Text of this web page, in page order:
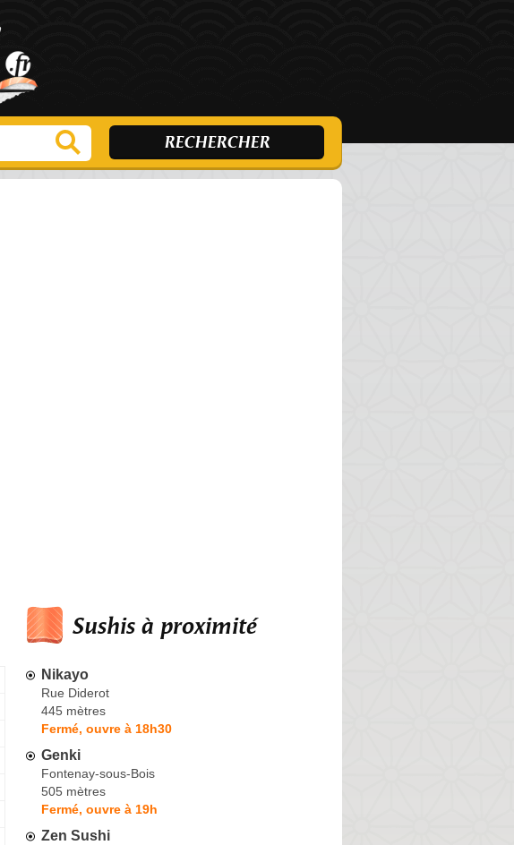
Sushis à proximité
Nikayo
Rue Diderot
445 mètres
Fermé, ouvre à 18h30
Genki
Fontenay-sous-Bois
505 mètres
Fermé, ouvre à 19h
Zen Sushi